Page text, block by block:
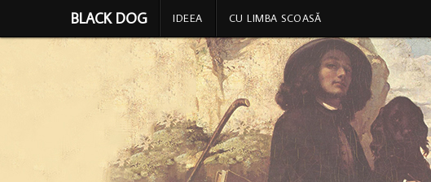
BLACK DOG IDEEA CU LIMBA SCOASĂ